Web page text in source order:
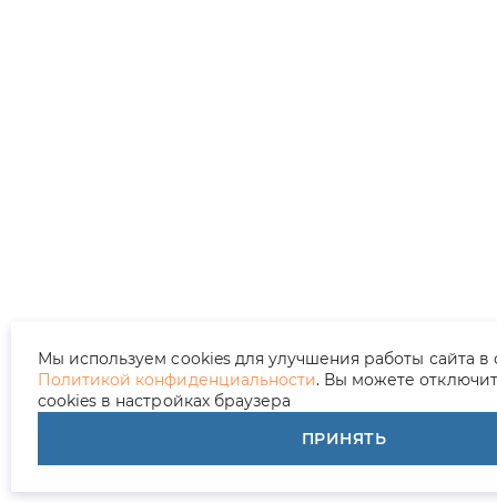
Мы используем cookies для улучшения работы сайта в
Политикой конфиденциальности. Вы можете
cookies в настройках браузера
ПРИНЯТЬ